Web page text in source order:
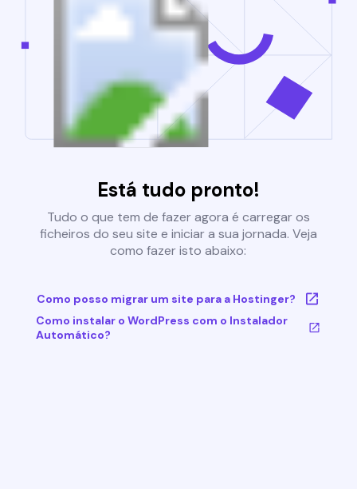
Está tudo pronto!
Tudo o que tem de fazer agora é carregar os
ficheiros do seu site e iniciar a sua jornada. Veja
como fazer isto abaixo:
Como posso migrar um site para a Hostinger?
Como instalar o WordPress com o Instalador
Automático?